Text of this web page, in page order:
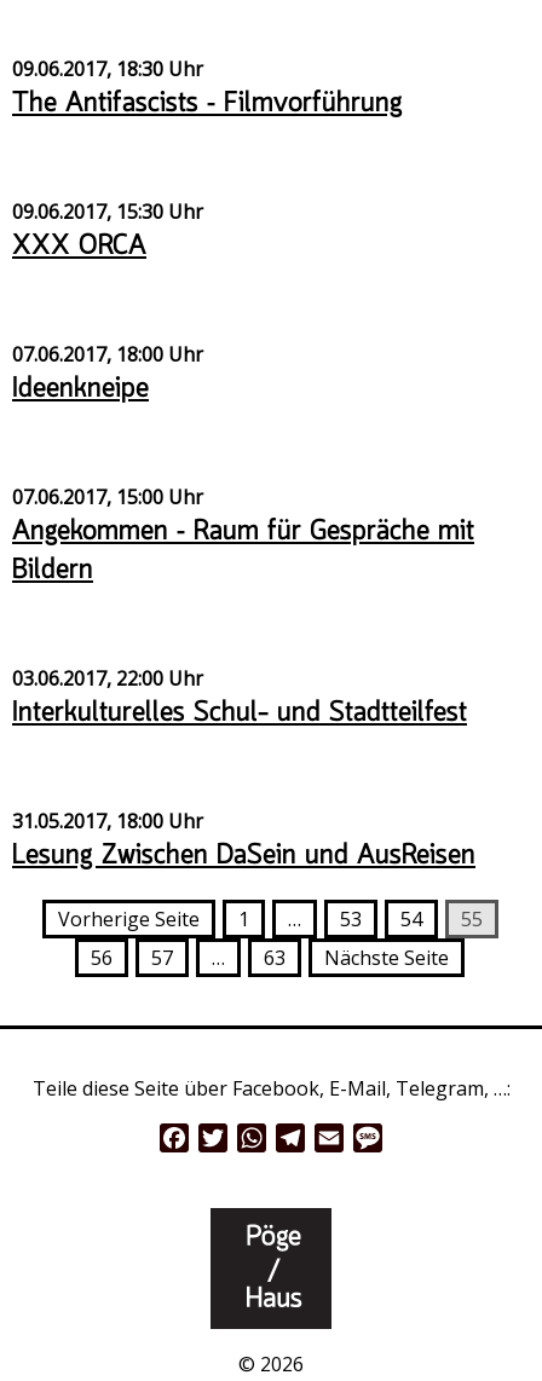
09.06.2017, 18:30 Uhr
The Antifascists – Filmvorführung
09.06.2017, 15:30 Uhr
XXX ORCA
07.06.2017, 18:00 Uhr
Ideenkneipe
07.06.2017, 15:00 Uhr
Angekommen – Raum für Gespräche mit
Bildern
03.06.2017, 22:00 Uhr
Interkulturelles Schul- und Stadtteilfest
31.05.2017, 18:00 Uhr
Lesung Zwischen DaSein und AusReisen
Vorherige Seite 1 … 53 54
55
56
57 … 63 Nächste Seite
Teile diese Seite über Facebook, E-Mail, Telegram, …:
FacebookTwitterWhatsApp
Telegram
Email
© 2026